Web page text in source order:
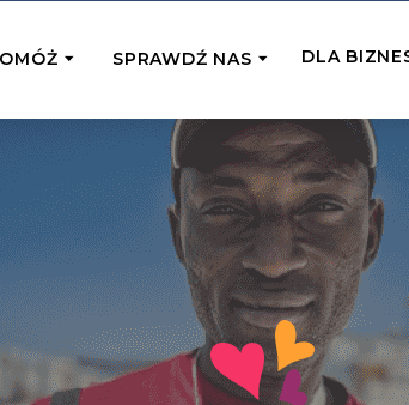
z miejsc, w których
z Michałem
357
JEDNORAZOWO
Przekaż Kalorie
Podaruj dziecku posiłek z okazji Dnia
Podaruj 1,5%
Przekaż niewielką część swojego
podatku naszym podopiecznym
SPRAWDŹ NAS
Zespół Fundacji
Poznaj listonoszy
Ciebie wsparcia
Jak pomagamy
Karmimy, Leczymy,
Pracę – sprawdź co to
praktyce
DLA